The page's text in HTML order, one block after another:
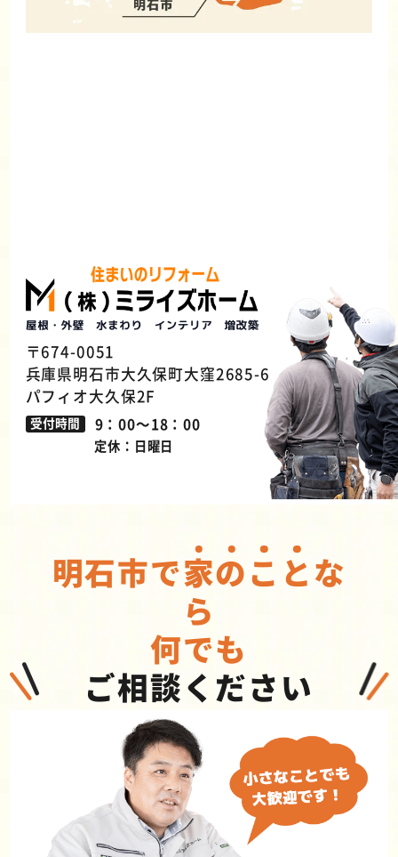
〒674-0051
兵庫県明石市大久保町大窪2685-6
パフィオ大久保2F
受付時間 9：00～18：00
定休：日曜日
明石市で家のこ とな
ら
何でも
ご相談ください